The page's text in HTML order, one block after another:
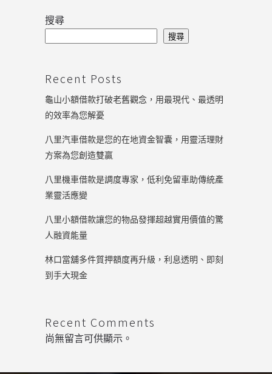
搜尋
搜尋
Recent Posts
龜山小額借款打破老舊觀念，用最現代、最透明
的效率為您解憂
八里汽車借款是您的在地資金智囊，用靈活理財
方案為您創造雙贏
八里機車借款是調度專家，低利免留車助傳統產
業靈活應變
八里小額借款讓您的物品發揮超越實用價值的驚
人融資能量
林口當舖多件質押額度再升級，利息透明、即刻
到手大現金
Recent Comments
尚無留言可供顯示。